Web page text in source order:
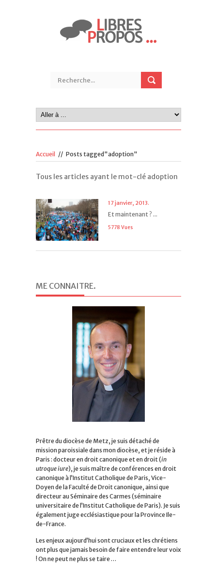
Accueil // Posts tagged"adoption"
Tous les articles ayant le mot-clé adoption
17 janvier, 2013.
Et maintenant ? ...
5778 Vues
ME CONNAITRE.
Prêtre du diocèse de Metz, je suis détaché de
mission paroissiale dans mon diocèse, et je réside à
Paris : docteur en droit canonique et en droit (in
utroque iure), je suis maître de conférences en droit
canonique à l’Institut Catholique de Paris, Vice-
Doyen de la Faculté de Droit canonique, ainsi que
directeur au Séminaire des Carmes (séminaire
universitaire de l’Institut Catholique de Paris). Je suis
également juge ecclésiastique pour la Province Ile-
de-France.
Les enjeux aujourd’hui sont cruciaux et les chrétiens
ont plus que jamais besoin de faire entendre leur voix
! On ne peut ne plus se taire …